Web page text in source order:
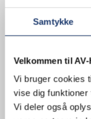
Samtykke
Velkommen til
Vi bruger cookies
vise dig
Vi deler også
sikre klar og
data. 4K
kontrolrum,
afgørende.